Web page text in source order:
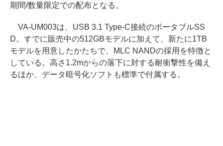
期間/数量限定での配布となる。
VA-UM003は、USB 3.1 Type-C接続のポータブルSS
D。すでに販売中の512GBモデルに加えて、新たに1TB
モデルを用意したかたちで、MLC NANDの採用を特徴と
している。高さ1.2mからの落下に対する耐衝撃性を備え
るほか、データ暗号化ソフトも標準で付属する。